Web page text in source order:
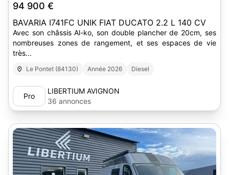
94 900 €
BAVARIA I741FC UNIK FIAT DUCATO 2.2 L 140 CV
Avec son châssis Al-ko, son double plancher de 20cm, ses
nombreuses zones de rangement, et ses espaces de vie
très...
Le Pontet (84130) Année 2026 Diesel
Pro
LIBERTIUM AVIGNON
36 annonces